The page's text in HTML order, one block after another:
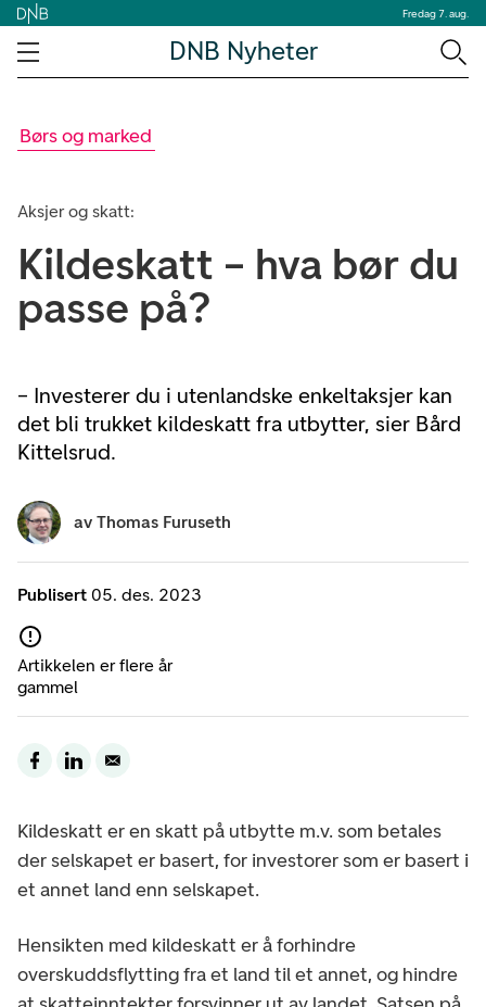
Fredag 7. aug.
DNB Nyheter
Børs og marked
Aksjer og skatt:
Kildeskatt – hva bør du
passe på?
– Investerer du i utenlandske enkeltaksjer kan
det bli trukket kildeskatt fra utbytter, sier Bård
Kittelsrud.
Publisert 05. des. 2023
Artikkelen er flere år
gammel
av Thomas Furuseth
Kildeskatt er en skatt på utbytte m.v. som betales
der selskapet er basert, for investorer som er basert i
et annet land enn selskapet.
Hensikten med kildeskatt er å forhindre
overskuddsflytting fra et land til et annet, og hindre